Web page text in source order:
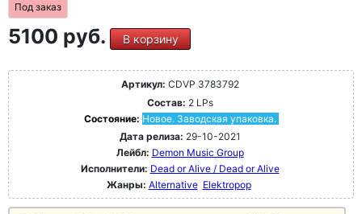
Под заказ
5100 руб. В корзину
Артикул: CDVP 3783792
Состав: 2 LPs
Состояние: Новое. Заводская упаковка.
Дата релиза: 29-10-2021
Лейбл: Demon Music Group
Исполнители: Dead or Alive / Dead or Alive
Жанры: Alternative Elektropop